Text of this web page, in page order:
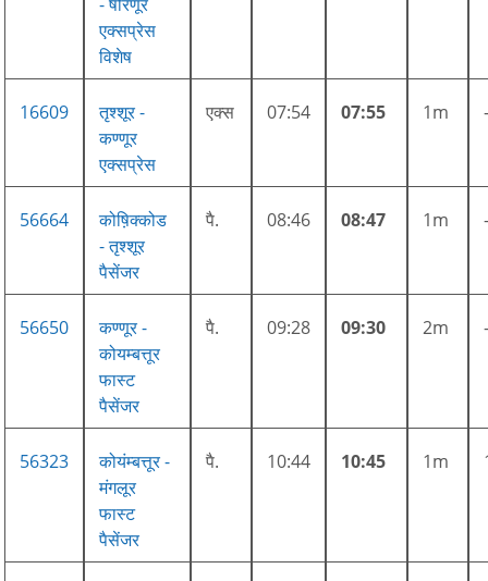
एक्सप्रेस
विशेष
16609
तृश्शूर -
कण्णूर
एक्सप्रेस
एक्स 07:54 07:55 1m
56664
कोष़िक्कोड
- तृश्शूर
पैसेंजर
पै. 08:46 08:47 1m
56650
कण्णूर -
कोयम्बत्तूर
फास्ट
पैसेंजर
पै. 09:28 09:30 2m
56323
कोयंम्बत्तूर -
मंगलूर
फास्ट
पैसेंजर
पै. 10:44 10:45 1m